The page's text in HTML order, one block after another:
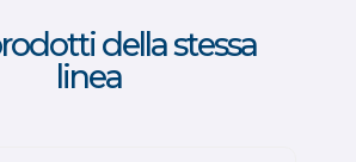
della stessa
linea